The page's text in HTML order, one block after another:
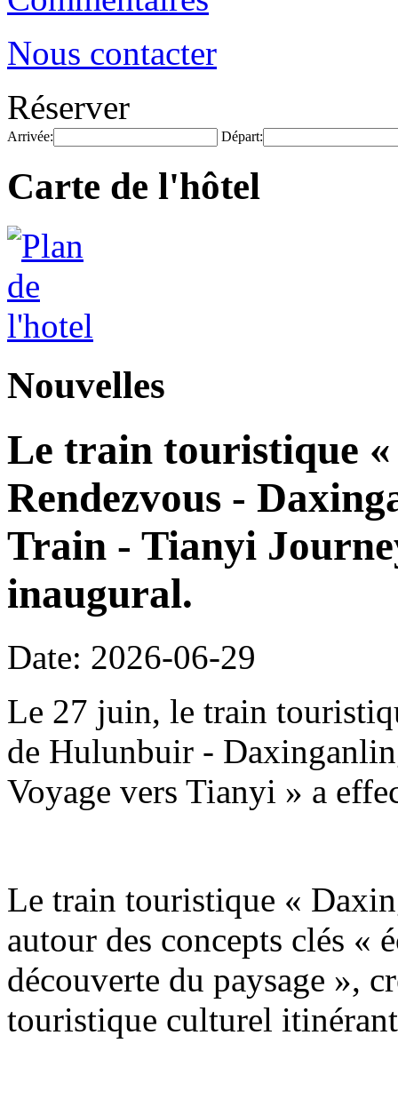
Nous contacter
Réserver
Arrivée: Départ:
Carte de l'hôtel
Nouvelles
Le train touristique
Rendezvous -
Train - Tianyi
inaugural.
Date: 2026-06-29
Le 27 juin, le train
de Hulunbuir -
Voyage vers Tianyi » a
Le train touristique «
autour des concepts clés «
découverte du paysage »,
touristique culturel